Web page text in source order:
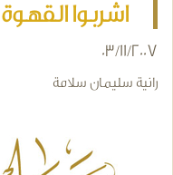
اشربوا القهوة
03/11/2007
رانية سليمان سلامة